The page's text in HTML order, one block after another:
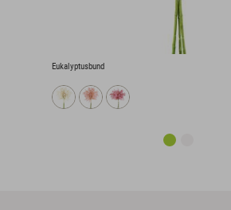
Eukalyptusbund